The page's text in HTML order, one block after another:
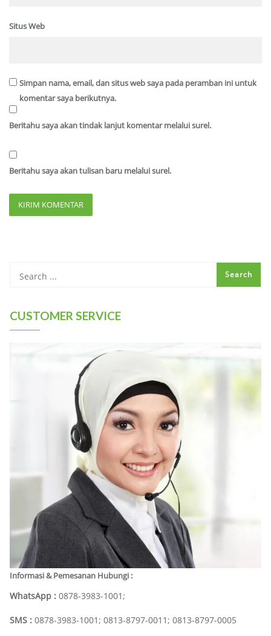
Situs Web
Simpan nama, email, dan situs web saya pada peramban ini untuk
komentar saya berikutnya.
Beritahu saya akan tindak lanjut komentar melalui surel.
Beritahu saya akan tulisan baru melalui surel.
CUSTOMER SERVICE
Informasi & Pemesanan Hubungi :
WhatsApp : 0878-3983-1001;
SMS : 0878-3983-1001; 0813-8797-0011; 0813-8797-0005